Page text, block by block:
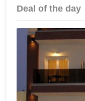
Deal of the day